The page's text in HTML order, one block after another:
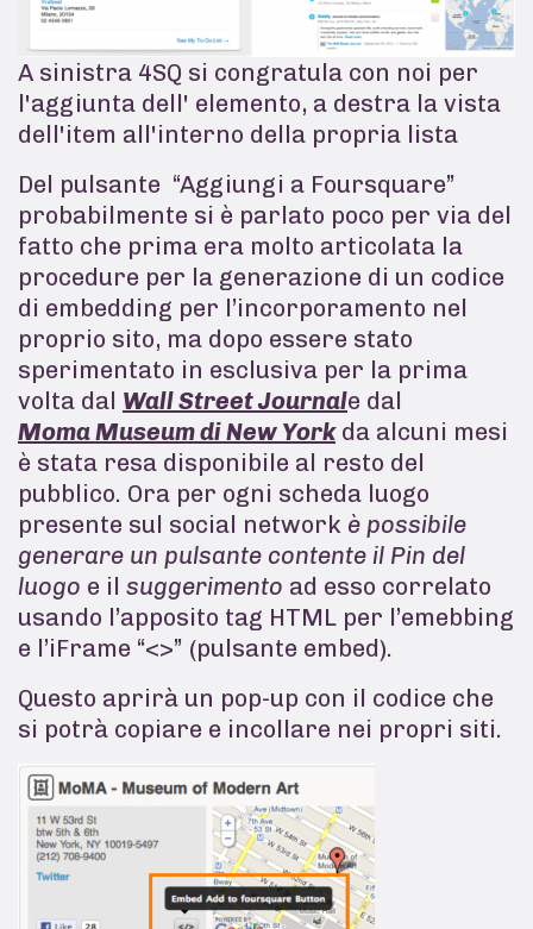
A sinistra 4SQ si congratula con noi per
l'aggiunta dell' elemento, a destra la vista
dell'item all'interno della propria lista
Del pulsante “Aggiungi a Foursquare”
probabilmente si è parlato poco per via del
fatto che prima era molto articolata la
procedure per la generazione di un codice
di embedding per l’incorporamento nel
proprio sito, ma dopo essere stato
sperimentato in esclusiva per la prima
volta dal Wall Street Journale dal
Moma Museum di New Yorkda alcuni mesi
è stata resa disponibile al resto del
pubblico. Ora per ogni scheda luogo
presente sul social network è possibile
generare un pulsante contente il Pin del
luogo e il suggerimento ad esso correlato
usando l’apposito tag HTML per l’emebbing
e l’iFrame “<>” (pulsante embed).
Questo aprirà un pop-up con il codice che
si potrà copiare e incollare nei propri siti.